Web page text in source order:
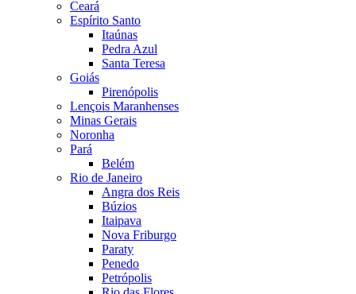
Ceará
Espírito Santo
Itaúnas
Pedra Azul
Santa Teresa
Goiás
Pirenópolis
Lençois Maranhenses
Minas Gerais
Noronha
Pará
Belém
Rio de Janeiro
Angra dos Reis
Búzios
Itaipava
Nova Friburgo
Paraty
Penedo
Petrópolis